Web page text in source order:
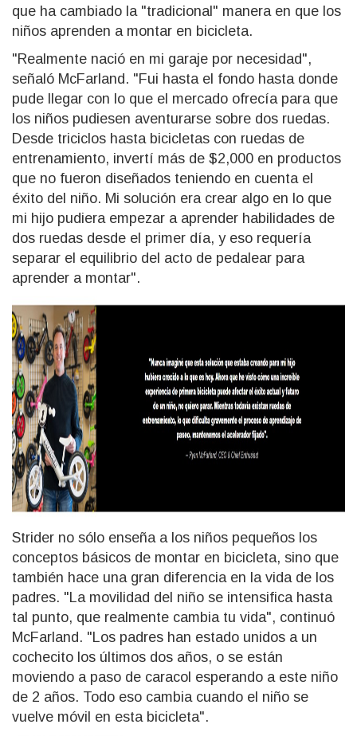
que ha cambiado la "tradicional" manera en que los
niños aprenden a montar en bicicleta.
"Realmente nació en mi garaje por necesidad",
señaló McFarland. "Fui hasta el fondo hasta donde
pude llegar con lo que el mercado ofrecía para que
los niños pudiesen aventurarse sobre dos ruedas.
Desde triciclos hasta bicicletas con ruedas de
entrenamiento, invertí más de $2,000 en productos
que no fueron diseñados teniendo en cuenta el
éxito del niño. Mi solución era crear algo en lo que
mi hijo pudiera empezar a aprender habilidades de
dos ruedas desde el primer día, y eso requería
separar el equilibrio del acto de pedalear para
aprender a montar".
Strider no sólo enseña a los niños pequeños los
conceptos básicos de montar en bicicleta, sino que
también hace una gran diferencia en la vida de los
padres. "La movilidad del niño se intensifica hasta
tal punto, que realmente cambia tu vida", continuó
McFarland. "Los padres han estado unidos a un
cochecito los últimos dos años, o se están
moviendo a paso de caracol esperando a este niño
de 2 años. Todo eso cambia cuando el niño se
vuelve móvil en esta bicicleta".